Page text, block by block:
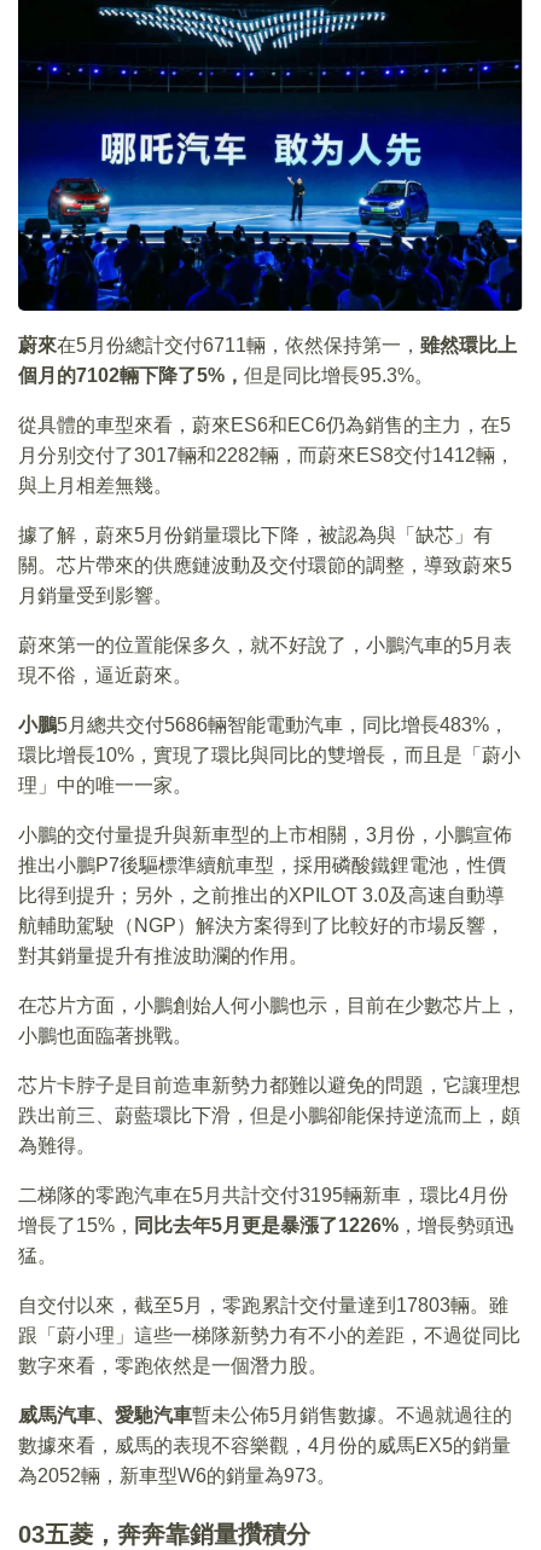
蔚來在5月份總計交付6711輛，依然保持第一， 雖然環比上
個月的7102輛下降了5%， 但是同比增長95.3%。
從具體的車型來看，蔚來ES6和EC6仍為銷售的主力，在5
月分别交付了3017輛和2282輛，而蔚來ES8交付1412輛，
與上月相差無幾。
據了解，蔚來5月份銷量環比下降，被認為與「缺芯」有
關。芯片帶來的供應鏈波動及交付環節的調整，導致蔚來5
月銷量受到影響。
蔚來第一的位置能保多久，就不好說了，小鵬汽車的5月表
現不俗，逼近蔚來。
小鵬5月總共交付5686輛智能電動汽車，同比增長483%，
環比增長10%，實現了環比與同比的雙增長，而且是「蔚小
理」中的唯一一家。
小鵬的交付量提升與新車型的上市相關，3月份，小鵬宣佈
推出小鵬P7後驅標準續航車型，採用磷酸鐵鋰電池，性價
比得到提升；另外，之前推出的XPILOT 3.0及高速自動導
航輔助駕駛（NGP）解決方案得到了比較好的市場反響，
對其銷量提升有推波助瀾的作用。
在芯片方面，小鵬創始人何小鵬也示，目前在少數芯片上，
小鵬也面臨著挑戰。
芯片卡脖子是目前造車新勢力都難以避免的問題，它讓理想
跌出前三、蔚藍環比下滑，但是小鵬卻能保持逆流而上，頗
為難得。
二梯隊的零跑汽車在5月共計交付3195輛新車，環比4月份
增長了15%， 同比去年5月更是暴漲了1226% ，增長勢頭迅
猛。
自交付以來，截至5月，零跑累計交付量達到17803輛。雖
跟「蔚小理」這些一梯隊新勢力有不小的差距，不過從同比
數字來看，零跑依然是一個潛力股。
威馬汽車、愛馳汽車暫未公佈5月銷售數據。不過就過往的
數據來看，威馬的表現不容樂觀，4月份的威馬EX5的銷量
為2052輛，新車型W6的銷量為973。
03五菱，奔奔靠銷量攢積分